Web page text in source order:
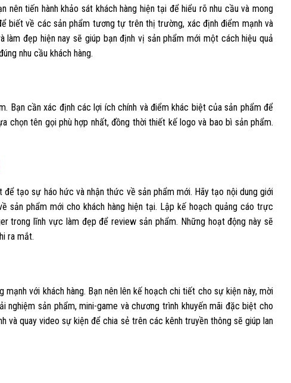
(nay... xem thêm +... xem thêm +
tiến hành khảo sát khách hàng hiện tại để hiểu rõ nhu cầu và mong
biết về các sản phẩm tương tự trên thị trường, xác định điểm mạnh và
đẹp hiện nay sẽ giúp bạn định vị sản phẩm mới một cách hiệu quả
nhu cầu khách hàng.
Bạn cần xác định các lợi ích chính và điểm khác biệt của sản phẩm để
chọn tên gọi phù hợp nhất, đồng thời thiết kế logo và bao bì sản phẩm.
tạo sự háo hức và nhận thức về sản phẩm mới. Hãy tạo nội dung giới
sản phẩm mới cho khách hàng hiện tại. Lập kế hoạch quảng cáo trực
trong lĩnh vực làm đẹp để review sản phẩm. Những hoạt động này sẽ
ra mắt.
với khách hàng. Bạn nên lên kế hoạch chi tiết cho sự kiện này, mời
sản phẩm, mini-game và chương trình khuyến mãi đặc biệt cho
và quay video sự kiện để chia sẻ trên các kênh truyền thông sẽ giúp lan